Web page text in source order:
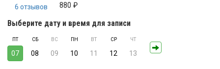
6 отзывов
880 ₽
Выберите дату и время для записи
ПТ
07
СБ
08
ВС
09
ПН
10
ВТ
11
СР
12
ЧТ
13